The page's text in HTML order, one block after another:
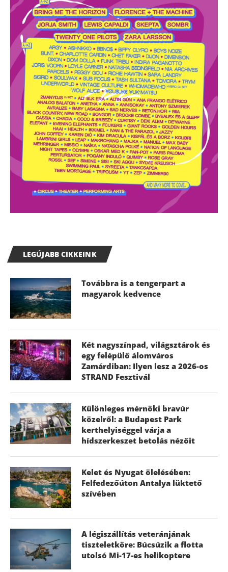
LEGÚJABB CIKKEINK
Továbbra is a tengerpart a
magyarok kedvence
Két nagyszínpad, világsztárok és
egy felépülő álomváros
Zamárdiban: Ilyen lesz a 2026-os
STRAND Fesztivál
Különleges mérnöki bravúr
közelről: a Budapest Park
kerthelyiséggel várja a
hídszerkeszet betolás nézőit
Kelet és Nyugat ölelésében:
Felfedezőúton Antalya lüktető
szívében
A légiszállítás veteránjának
tiszteletköre: Búcsúzik a flotta
utolsó Mi-17-es helikoptere